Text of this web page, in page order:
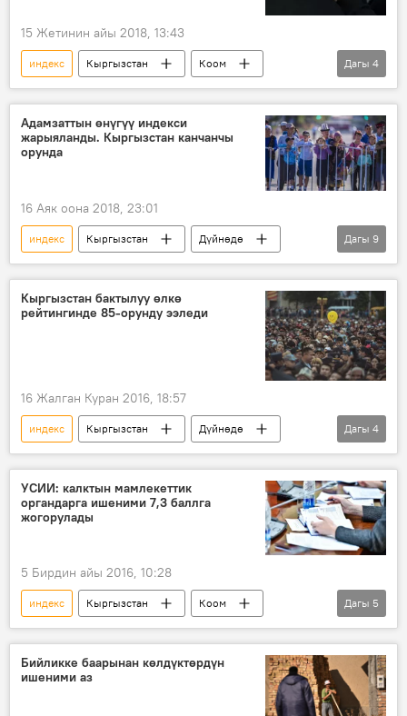
15 Жетинин айы 2018, 13:43
индекс Кыргызстан
Коом
Жаңылыктар
Экономика
рейтинг
Дагы 4
Адамзаттын өнүгүү индекси
жарыяланды. Кыргызстан канчанчы
орунда
16 Аяк оона 2018, 23:01
индекс Кыргызстан
Дүйнөдө
Коом
Жаңылыктар
Казакстан
Тажикстан
Бириккен Улуттар Уюму
Дагы 9
Кыргызстан бактылуу өлкө
рейтингинде 85-орунду ээледи
16 Жалган Куран 2016, 18:57
индекс Кыргызстан
Дүйнөдө
Коом
Жаңылыктар
рейтинг
тизме
Дагы 4
УСИИ: калктын мамлекеттик
органдарга ишеними 7,3 баллга
жогорулады
5 Бирдин айы 2016, 10:28
индекс Кыргызстан
Коом
Жаңылыктар
ишеним
институт
изилдөөлөр
Сурамжылоо
Дагы 5
Бийликке баарынан көлдүктөрдүн
ишеними аз